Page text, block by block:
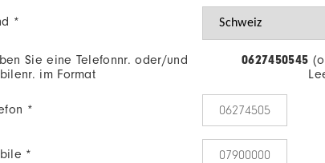
*
Sie eine Telefonnr. oder/und
im Format
0627450545
*
*